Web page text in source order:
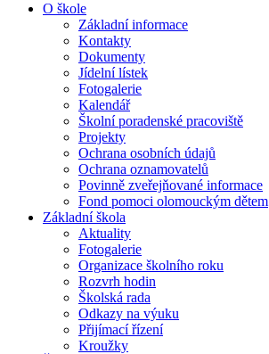
O škole
Základní informace
Kontakty
Dokumenty
Jídelní lístek
Fotogalerie
Kalendář
Školní poradenské pracoviště
Projekty
Ochrana osobních údajů
Ochrana oznamovatelů
Povinně zveřejňované informace
Fond pomoci olomouckým dětem
Základní škola
Aktuality
Fotogalerie
Organizace školního roku
Rozvrh hodin
Školská rada
Odkazy na výuku
Přijímací řízení
Kroužky